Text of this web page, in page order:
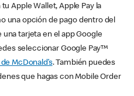
Apple Wallet, Apple Pay la
una opción de pago dentro del
una tarjeta en el app Google
seleccionar Google Pay™
McDonald’s. También puedes
que hagas con Mobile Order